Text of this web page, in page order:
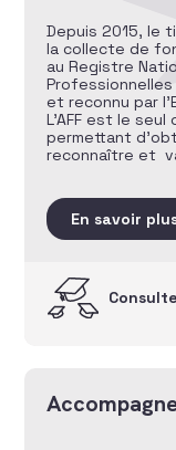
Depuis 2015, le
la collecte de
au Registre
Professionnelles
et reconnu par
L’AFF est le
permettant
reconnaître et
En savoir